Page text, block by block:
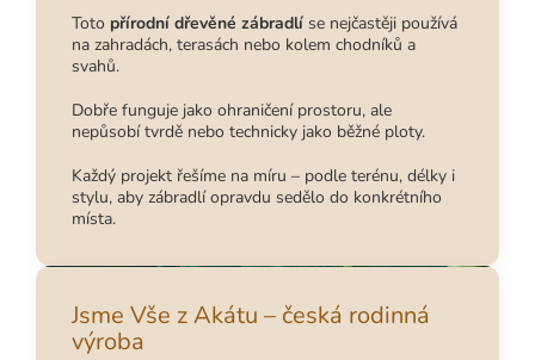
Toto přírodní dřevěné zábradlí se nejčastěji používá
na zahradách, terasách nebo kolem chodníků a
svahů.
Dobře funguje jako ohraničení prostoru, ale
nepůsobí tvrdě nebo technicky jako běžné ploty.
Každý projekt řešíme na míru – podle terénu, délky i
stylu, aby zábradlí opravdu sedělo do konkrétního
místa.
Jsme Vše z Akátu – česká rodinná
výroba